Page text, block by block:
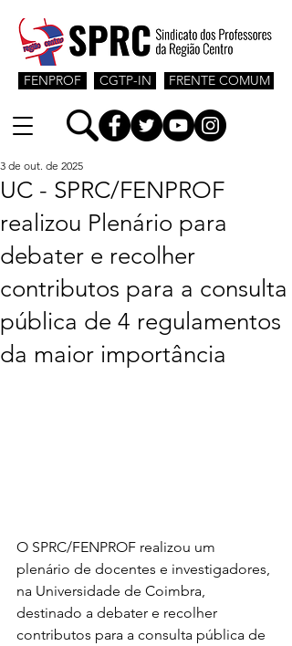
CGTP-IN
FENPROF FRENTE COMUM
UC - SPRC/FENPROF
realizou Plenário para
debater e recolher
contributos para a consulta
pública de 4 regulamentos
da maior importância
3 de out. de 2025
O SPRC/FENPROF realizou um
plenário de docentes e investigadores,
na Universidade de Coimbra,
destinado a debater e recolher
contributos para a consulta pública de